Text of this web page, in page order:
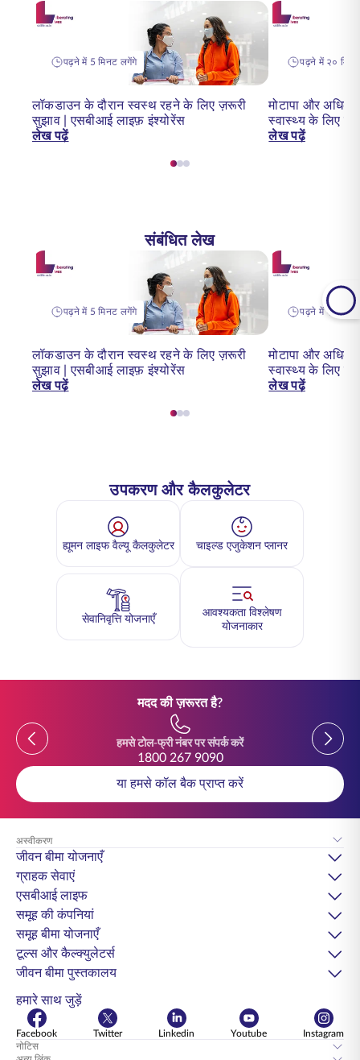
पढ़ने में 5 मिनट लगेंगे
लॉकडाउन के दौरान स्वस्थ रहने के लिए ज़रूरी
सुझाव | एसबीआई लाइफ़ इंश्योरेंस
लेख पढ़ें
पढ़ने में २०
मोटापा और
स्वास्थ्य के लिए
लेख पढ़ें
संबंधित लेख
पढ़ने में 5 मिनट लगेंगे
लॉकडाउन के दौरान स्वस्थ रहने के लिए ज़रूरी
सुझाव | एसबीआई लाइफ़ इंश्योरेंस
लेख पढ़ें
पढ़ने में २०
मोटापा और
स्वास्थ्य के लिए
लेख पढ़ें
उपकरण और कैलकुलेटर
ह्यूमन लाइफ वैल्यू कैलकुलेटर चाइल्ड एजुकेशन प्लानर
सेवानिवृत्ति योजनाएँ
आवश्यकता विश्लेषण
योजनाकार
मदद की ज़रूरत है?
Previous
हमसे टोल-फ्री नंबर पर संपर्क करें
1800 267 9090
Previous
या हमसे कॉल बैक प्राप्त करें
अस्वीकरण
जीवन बीमा योजनाएँ
ग्राहक सेवाएं
एसबीआई लाइफ
समूह की कंपनियां
समूह बीमा योजनाएँ
टूल्स और कैल्क्युलेटर्स
जीवन बीमा पुस्तकालय
हमारे साथ जुड़ें
Facebook Twitter Linkedin Youtube
Instagram
नोटिस